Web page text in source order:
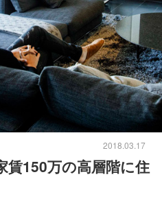
2018.03.17
賃150万の高層階に住